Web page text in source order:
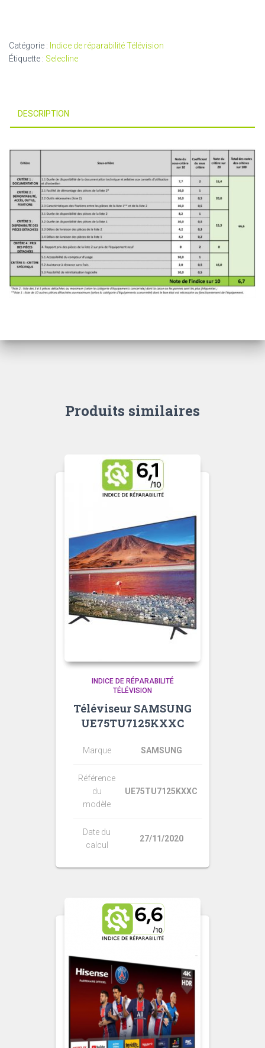
Catégorie : Indice de réparabilité Télévision
Étiquette : Selecline
DESCRIPTION
Produits similaires
INDICE DE RÉPARABILITÉ
TÉLÉVISION
Téléviseur SAMSUNG
UE75TU7125KXXC
Marque SAMSUNG
Référence
du
modèle
UE75TU7125KXXC
Date du
calcul
27/11/2020